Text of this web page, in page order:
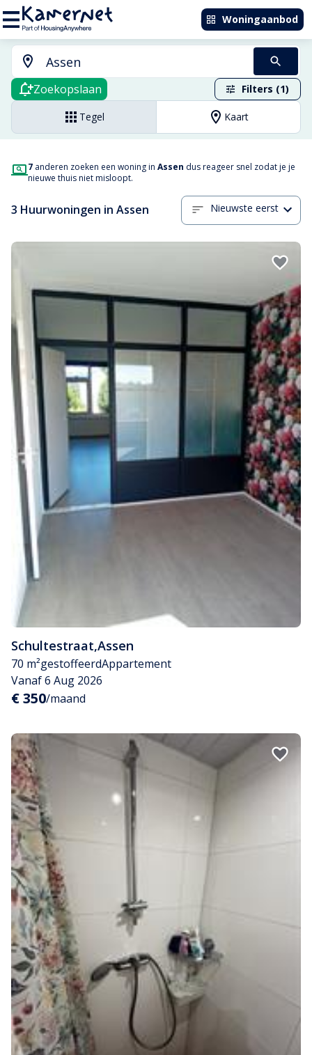
Woningaanbod
Zoekopslaan Filters (1)
Tegel Kaart
7 anderen zoeken een woning in Assen dus reageer snel zodat je je
nieuwe thuis niet misloopt.
3 Huurwoningen in Assen Nieuwste eerst
Schultestraat,Assen
70 m²gestoffeerdAppartement
Vanaf 6 Aug 2026
€ 350/maand